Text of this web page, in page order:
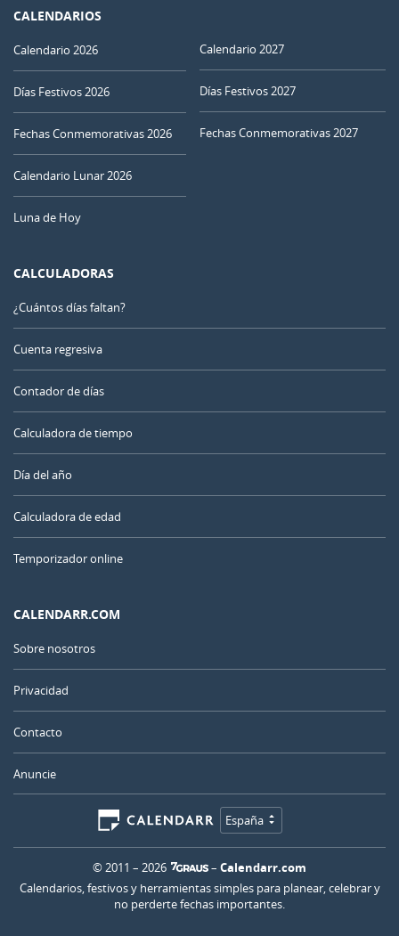
CALENDARIOS
Calendario 2026
Días Festivos 2026
Fechas Conmemorativas 2026
Calendario Lunar 2026
Luna de Hoy
Calendario 2027
Días Festivos 2027
Fechas Conmemorativas 2027
CALCULADORAS
¿Cuántos días faltan?
Cuenta regresiva
Contador de días
Calculadora de tiempo
Día del año
Calculadora de edad
Temporizador online
CALENDARR.COM
Sobre nosotros
Privacidad
Contacto
Anuncie
España
© 2011 – 2026 – Calendarr.com
Calendarios, festivos y herramientas simples para planear, celebrar y
no perderte fechas importantes.